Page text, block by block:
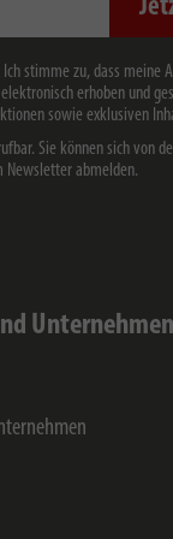
stimme zu, dass meine
erhoben und
sowie exklusiven
Sie können sich von
Newsletter abmelden.
Unternehmen